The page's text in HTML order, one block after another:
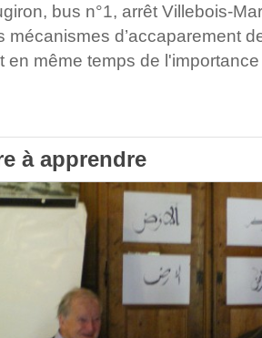
bus n°1, arrêt Villebois-
mécanismes d’accaparement
en même temps de
à apprendre